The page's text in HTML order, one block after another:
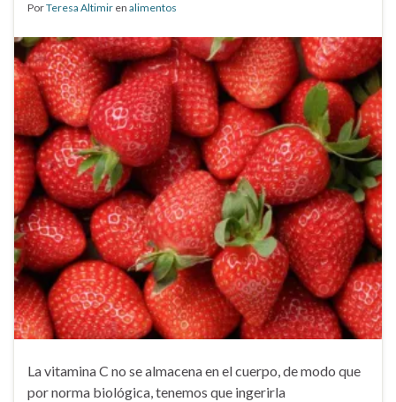
PorTeresa Altimir en alimentos
La vitamina C no se almacena en el cuerpo, de modo que
por norma biológica, tenemos que ingerirla